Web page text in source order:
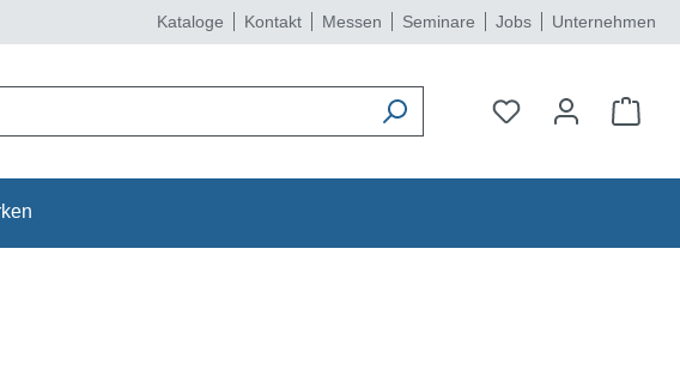
Kataloge Kontakt Messen Seminare Jobs Unternehmen